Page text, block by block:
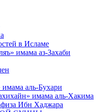
в Исламе
имама аз-Захаби
имама аль-Бухари
имама аль-Хакима
Ибн Хаджара